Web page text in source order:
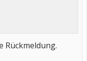
Rückmeldung.